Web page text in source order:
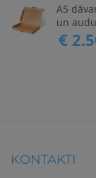
A5
un
€
KONTAKTI